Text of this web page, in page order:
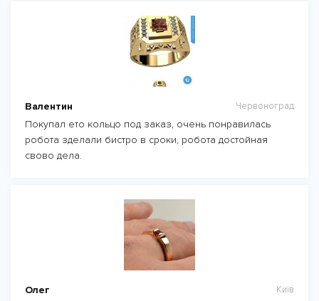
Валентин Червоноград
Покупал ето кольцо под заказ, очень понравилась
робота зделали бистро в сроки, робота достойная
свово дела.
Олег Київ